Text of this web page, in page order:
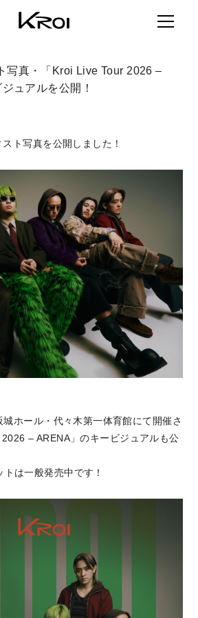
写真・「Kroi Live Tour 2026 –
ュアルを公開！
ト写真を公開しました！
ホール・代々木第一体育館にて開催さ
– ARENA」のキービジュアルも公
は一般発売中です！